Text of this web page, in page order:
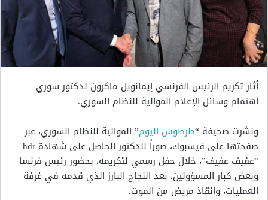
أثار تكريم الرئيس الفرنسي إيمانويل ماكرون لدكتور سوري
اهتمام وسائل الإعلام الموالية للنظام السوري.
ونشرت صحيفة “طرطوس اليوم” الموالية للنظام السوري، عبر
صفحتها على فيسبوك، صوراً للدكتور الحاصل على شهادة hdr
“عفيف عفيف”، خلال حفل رسمي لتكريمه، بحضور رئيس فرنسا
وبعض كبار المسؤولين، بعد النجاح البارز الذي قدمه في غرفة
العمليات، وإنقاذ مريض من الموت.